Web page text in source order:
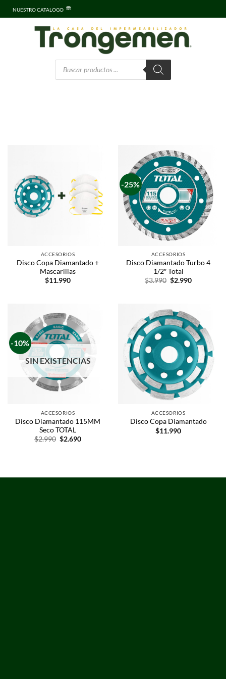
NUESTRO CATALOGO
ACCESORIOS
Disco Copa Diamantado +
Mascarillas
$11.990
-25%
ACCESORIOS
Disco Diamantado Turbo 4
1/2″ Total
$3.990 $2.990
-10%
SIN EXISTENCIAS
ACCESORIOS
Disco Diamantado 115MM
Seco TOTAL
$2.990 $2.690
ACCESORIOS
Disco Copa Diamantado
$11.990